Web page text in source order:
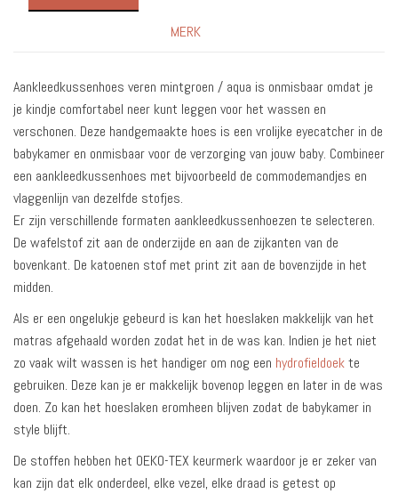
MERK
Aankleedkussenhoes veren mintgroen / aqua is onmisbaar omdat je
je kindje comfortabel neer kunt leggen voor het wassen en
verschonen. Deze handgemaakte hoes is een vrolijke eyecatcher in de
babykamer en onmisbaar voor de verzorging van jouw baby. Combineer
een aankleedkussenhoes met bijvoorbeeld de commodemandjes en
vlaggenlijn van dezelfde stofjes.
Er zijn verschillende formaten aankleedkussenhoezen te selecteren.
De wafelstof zit aan de onderzijde en aan de zijkanten van de
bovenkant. De katoenen stof met print zit aan de bovenzijde in het
midden.
Als er een ongelukje gebeurd is kan het hoeslaken makkelijk van het
matras afgehaald worden zodat het in de was kan. Indien je het niet
zo vaak wilt wassen is het handiger om nog een hydrofieldoekte
gebruiken. Deze kan je er makkelijk bovenop leggen en later in de was
doen. Zo kan het hoeslaken eromheen blijven zodat de babykamer in
style blijft.
De stoffen hebben het OEKO-TEX keurmerk waardoor je er zeker van
kan zijn dat elk onderdeel, elke vezel, elke draad is getest op